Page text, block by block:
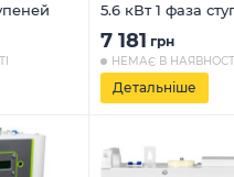
5.6 кВт 1 фаза
7 181 грн
НЕМАЄ В
Детальніше